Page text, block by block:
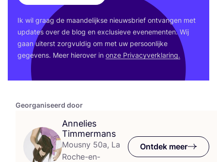
Georganiseerd door
Annelies
Timmermans
Mousny 50a, La
Roche-en-
Ontdek meer
Ik wil graag de maan­de­lijk­se nieuws­brief ont­van­gen met
upda­tes over de blog en exclu­sie­ve eve­ne­men­ten. Wij
gaan uiterst zorg­vul­dig om met uw per­soon­lij­ke
gege­vens. Meer hier­over in onze Pri­va­cy­ver­kla­ring.